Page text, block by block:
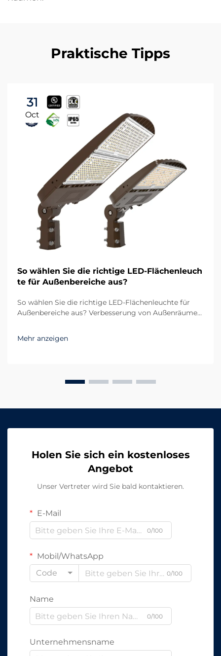
Praktische Tipps
31
Oct
So wählen Sie die richtige LED-Flächenleuch
te für Außenbereiche aus?
So wählen Sie die richtige LED-Flächenleuchte für
Außenbereiche aus? Verbesserung von Außenräumen
Außenbereich spielt sowohl bei der Funktionalität als
auch bei der Ästhetik eine entscheidende Rolle. Egal
Mehr anzeigen
Holen Sie sich ein kostenloses
Angebot
Unser Vertreter wird Sie bald kontaktieren.
E-Mail
0/100
Mobil/WhatsApp
Code
0/100
Name
0/100
Unternehmensname